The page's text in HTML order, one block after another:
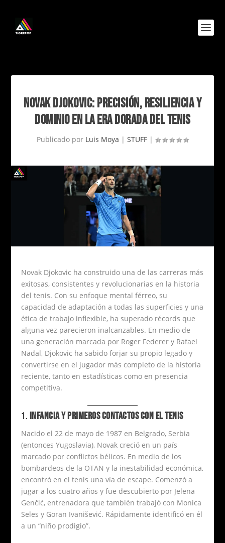
NOVAK DJOKOVIC: PRECISIÓN, RESILIENCIA Y
DOMINIO EN LA ERA DORADA DEL TENIS
Publicado por Luis Moya | STUFF |
Novak Djokovic ha construido una de las carreras más
exitosas, consistentes y revolucionarias en la historia
del tenis. Con su enfoque mental férreo, su
capacidad de adaptación a todas las superficies y una
ética de trabajo inflexible, ha superado récords que
alguna vez parecieron inalcanzables. En medio de
una generación marcada por Roger Federer y Rafael
Nadal, Djokovic ha sabido forjar su propio legado y
convertirse en el jugador más completo de la historia
reciente, tanto en estadísticas como en presencia
competitiva.
1. INFANCIA Y PRIMEROS CONTACTOS CON EL TENIS
Nacido el 22 de mayo de 1987 en Belgrado, Serbia
(entonces Yugoslavia), Novak creció en un país
marcado por conflictos bélicos. En medio de los
bombardeos de la OTAN y la inestabilidad económica,
encontró en el tenis una vía de escape. Comenzó a
jugar a los cuatro años y fue descubierto por Jelena
Genčić, entrenadora que también trabajó con Monica
Seles y Goran Ivanišević. Rápidamente identificó en él
a un “niño prodigio”.